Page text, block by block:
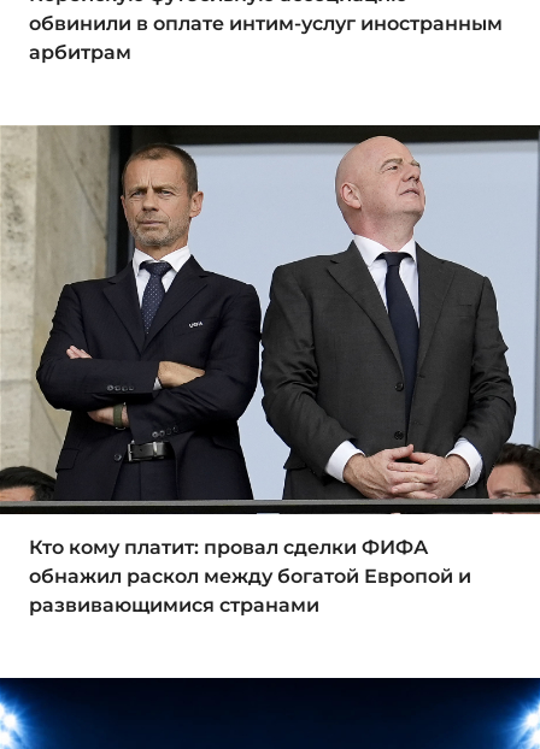
обвинили в оплате интим-услуг иностранным
арбитрам
Кто кому платит: провал сделки ФИФА
обнажил раскол между богатой Европой и
развивающимися странами